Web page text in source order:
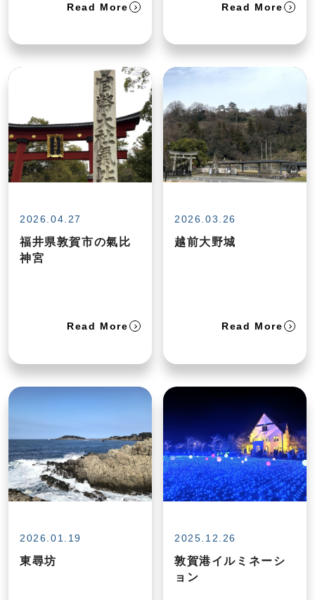
Read More Read More
2026.04.27
福井県敦賀市の氣比
神宮
Read More
2026.03.26
越前大野城
Read More
2026.01.19
東尋坊
2025.12.26
敦賀港イルミネーシ
ョン